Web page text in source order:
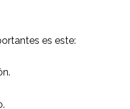
es este: